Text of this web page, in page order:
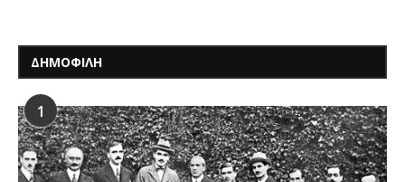
ΔΗΜΟΦΙΛΗ
1